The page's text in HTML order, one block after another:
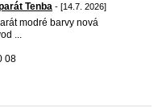
Tenba - [14.7. 2026]
modré barvy nová
...
08